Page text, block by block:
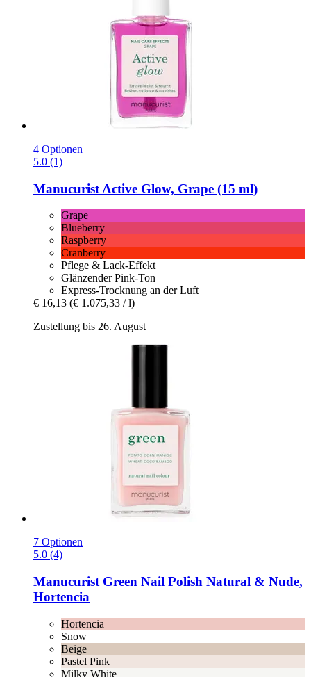
4 Optionen
5.0 (1)
Manucurist Active Glow, Grape (15 ml)
Grape
Blueberry
Raspberry
Cranberry
Pflege & Lack-Effekt
Glänzender Pink-Ton
Express-Trocknung an der Luft
€ 16,13 (€ 1.075,33 / l)
Zustellung bis 26. August
7 Optionen
5.0 (4)
Manucurist Green Nail Polish Natural & Nude,
Hortencia
Hortencia
Snow
Beige
Pastel Pink
Milky White